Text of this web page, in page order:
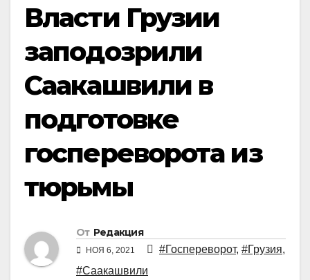
Власти Грузии
заподозрили
Саакашвили в
подготовке
госпереворота из
тюрьмы
От Редакция
НОЯ 6, 2021 #Госпереворот, #Грузия,
#Саакашвили